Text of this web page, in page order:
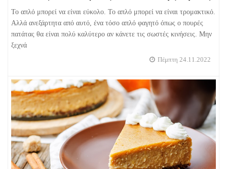
Το απλό μπορεί να είναι εύκολο. Το απλό μπορεί να είναι τρομακτικό.
Αλλά ανεξάρτητα από αυτό, ένα τόσο απλό φαγητό όπως ο πουρές
πατάτας θα είναι πολύ καλύτερο αν κάνετε τις σωστές κινήσεις. Μην
ξεχνά
Πέμπτη 24.11.2022